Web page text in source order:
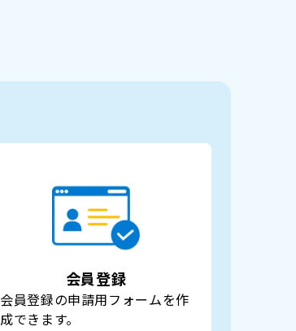
会員登録
会員登録の申請用フォームを作
成できます。